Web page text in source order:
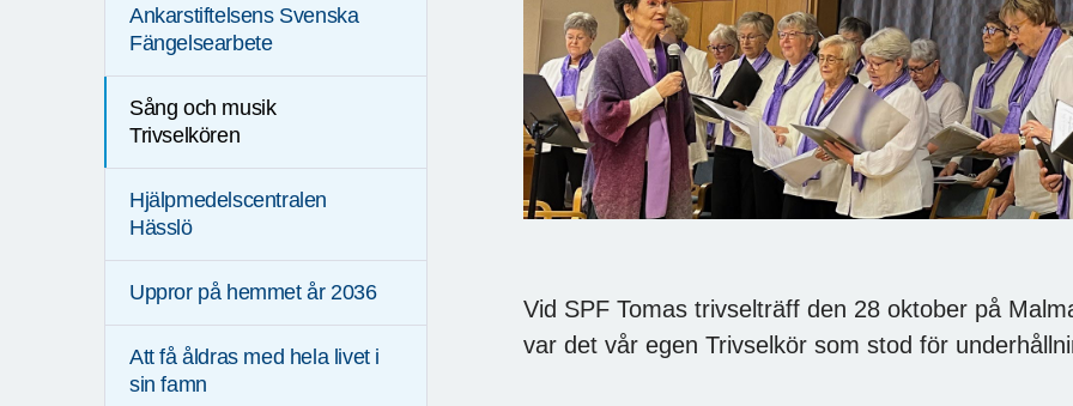
Ankarstiftelsens Svenska
Fängelsearbete
Sång och musik
Trivselkören
Hjälpmedelscentralen
Hässlö
Uppror på hemmet år 2036
Att få åldras med hela livet i
sin famn
Vid SPF Tomas trivselträff den 28 oktober på
var det vår egen Trivselkör som stod för